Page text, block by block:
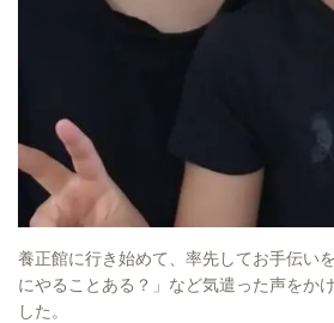
養正館に行き始めて、率先してお手伝い
にやることある？」など気遣った声をか
した。